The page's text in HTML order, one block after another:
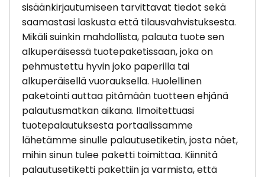
sisäänkirjautumiseen tarvittavat tiedot sekä
saamastasi laskusta että tilausvahvistuksesta.
Mikäli suinkin mahdollista, palauta tuote sen
alkuperäisessä tuotepaketissaan, joka on
pehmustettu hyvin joko paperilla tai
alkuperäisellä vuorauksella. Huolellinen
paketointi auttaa pitämään tuotteen ehjänä
palautusmatkan aikana. Ilmoitettuasi
tuotepalautuksesta portaalissamme
lähetämme sinulle palautusetiketin, josta näet,
mihin sinun tulee paketti toimittaa. Kiinnitä
palautusetiketti pakettiin ja varmista, että